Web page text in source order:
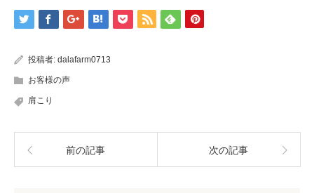
投稿者: dalafarm0713
お客様の声
肩こり
前の記事 次の記事